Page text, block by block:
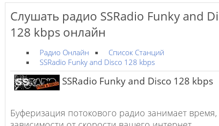
Слушать радио SSRadio Funky and
128 kbps онлайн
Радио Онлайн
Список Станций
SSRadio Funky and Disco 128 kbps
SSRadio Funky and Disco 128 kbps
Буферизация потокового радио занимает время,